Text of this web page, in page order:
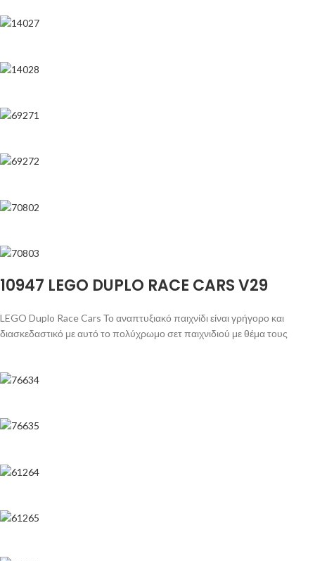
10947 LEGO DUPLO RACE CARS V29
LEGO Duplo Race Cars Το αναπτυξιακό παιχνίδι είναι γρήγορο και
διασκεδαστικό με αυτό το πολύχρωμο σετ παιχνιδιού με θέμα τους